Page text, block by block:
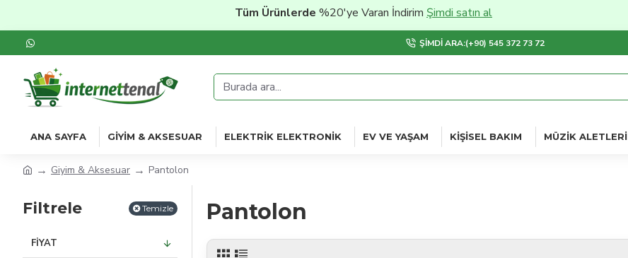
Tüm Ürünlerde%20'ye Varan İndirim Şimdi satın al
ŞIMDI ARA:(+90) 545 372 73 72
ANA SAYFA GIYIM & AKSESUAR ELEKTRIK ELEKTRONIK EV VE YAŞAM KIŞISEL BAKIM MÜZIK ALETLERI
Giyim & Aksesuar Pantolon
Filtrele Temizle
FIYAT
Pantolon